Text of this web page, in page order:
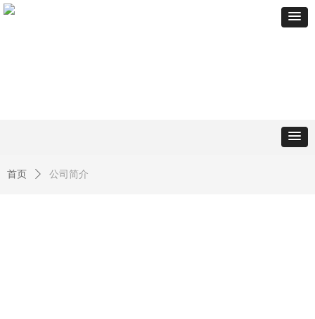
首页 ꄲ 公司简介